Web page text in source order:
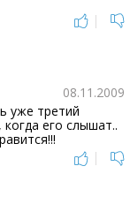
|
08.11.2009
уже третий
его слышат..
|